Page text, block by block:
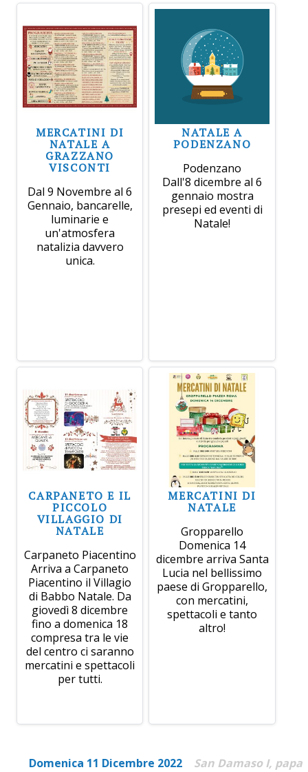
MERCATINI DI
NATALE A
GRAZZANO
VISCONTI
Dal 9 Novembre al 6
Gennaio, bancarelle,
luminarie e
un'atmosfera
natalizia davvero
unica.
NATALE A
PODENZANO
Podenzano
Dall'8 dicembre al 6
gennaio mostra
presepi ed eventi di
Natale!
CARPANETO E IL
PICCOLO
VILLAGGIO DI
NATALE
Carpaneto Piacentino
Arriva a Carpaneto
Piacentino il Villagio
di Babbo Natale. Da
giovedì 8 dicembre
fino a domenica 18
compresa tra le vie
del centro ci saranno
mercatini e spettacoli
per tutti.
MERCATINI DI
NATALE
Gropparello
Domenica 14
dicembre arriva Santa
Lucia nel bellissimo
paese di Gropparello,
con mercatini,
spettacoli e tanto
altro!
Domenica 11 Dicembre 2022 San Damaso I, papa